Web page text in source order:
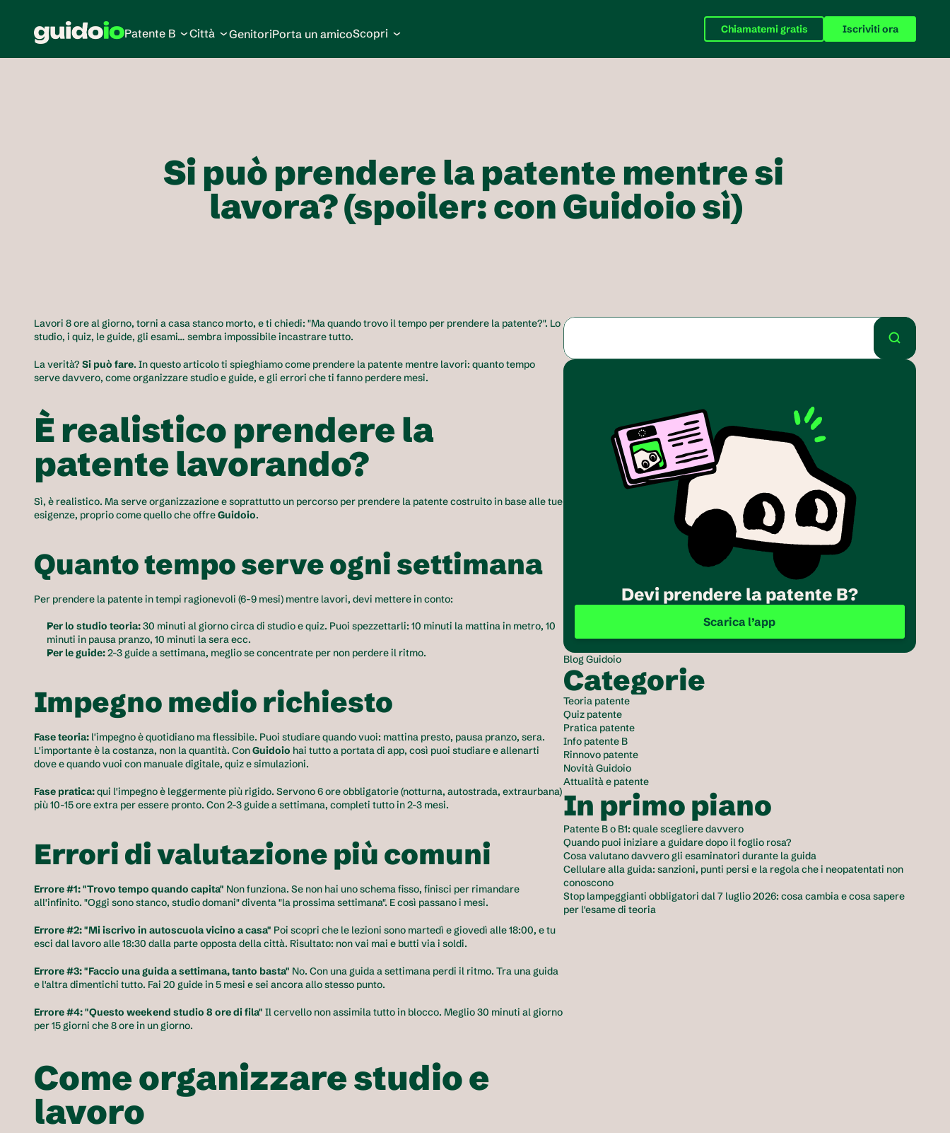
Si può prendere la patente mentre si
lavora? (spoiler: con Guidoio sì)
Lavori 8 ore al giorno, torni a casa stanco morto, e ti chiedi: "Ma quando trovo il tempo per prendere la patente?". Lo
studio, i quiz, le guide, gli esami… sembra impossibile incastrare tutto.
La verità? Si può fare. In questo articolo ti spieghiamo come prendere la patente mentre lavori: quanto tempo
serve davvero, come organizzare studio e guide, e gli errori che ti fanno perdere mesi.
È realistico prendere la
patente lavorando?
Sì, è realistico. Ma serve organizzazione e soprattutto un percorso per prendere la patente costruito in base alle tue
esigenze, proprio come quello che offre Guidoio.
Quanto tempo serve ogni settimana
Per prendere la patente in tempi ragionevoli (6-9 mesi) mentre lavori, devi mettere in conto:
Per lo studio teoria: 30 minuti al giorno circa di studio e quiz. Puoi spezzettarli: 10 minuti la mattina in metro, 10
minuti in pausa pranzo, 10 minuti la sera ecc.
Per le guide: 2-3 guide a settimana, meglio se concentrate per non perdere il ritmo.
Impegno medio richiesto
Fase teoria: l'impegno è quotidiano ma flessibile. Puoi studiare quando vuoi: mattina presto, pausa pranzo, sera.
L'importante è la costanza, non la quantità. Con Guidoio hai tutto a portata di app, così puoi studiare e allenarti
dove e quando vuoi con manuale digitale, quiz e simulazioni.
Fase pratica: qui l'impegno è leggermente più rigido. Servono 6 ore obbligatorie (notturna, autostrada, extraurbana)
più 10-15 ore extra per essere pronto. Con 2-3 guide a settimana, completi tutto in 2-3 mesi.
Errori di valutazione più comuni
Errore #1: "Trovo tempo quando capita" Non funziona. Se non hai uno schema fisso, finisci per rimandare
all'infinito. "Oggi sono stanco, studio domani" diventa "la prossima settimana". E così passano i mesi.
Errore #2: "Mi iscrivo in autoscuola vicino a casa" Poi scopri che le lezioni sono martedì e giovedì alle 18:00, e tu
esci dal lavoro alle 18:30 dalla parte opposta della città. Risultato: non vai mai e butti via i soldi.
Errore #3: "Faccio una guida a settimana, tanto basta" No. Con una guida a settimana perdi il ritmo. Tra una guida
e l'altra dimentichi tutto. Fai 20 guide in 5 mesi e sei ancora allo stesso punto.
Errore #4: "Questo weekend studio 8 ore di fila" Il cervello non assimila tutto in blocco. Meglio 30 minuti al giorno
per 15 giorni che 8 ore in un giorno.
Come organizzare studio e
lavoro
Devi prendere la patente B?
Scarica l’app
Blog Guidoio
Categorie
Teoria patente
Quiz patente
Pratica patente
Info patente B
Rinnovo patente
Novità Guidoio
Attualità e patente
In primo piano
Patente B o B1: quale scegliere davvero
Quando puoi iniziare a guidare dopo il foglio rosa?
Cosa valutano davvero gli esaminatori durante la guida
Cellulare alla guida: sanzioni, punti persi e la regola che i neopatentati non
conoscono
Stop lampeggianti obbligatori dal 7 luglio 2026: cosa cambia e cosa sapere
per l'esame di teoria
Patente B Città GenitoriPorta un amicoScopri Chiamatemi gratis Iscriviti ora